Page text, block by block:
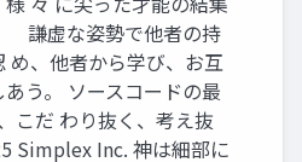
謙虚な姿勢で他者の持
め、他者から学び、お互
う。 ソースコードの最
こだ わり抜く、考え抜
Simplex Inc. 神は細部に